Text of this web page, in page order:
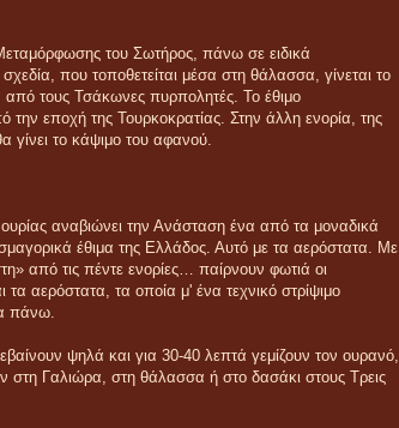
του Σωτήρος, πάνω σε ειδικά
που τοποθετείται μέσα στη θάλασσα, γίνεται το
από τους Τσάκωνες πυρπολητές. Το έθιμο
την εποχή της Τουρκοκρατίας. Στην άλλη ενορία, της
γίνει το κάψιμο του αφανού.
αναβιώνει την Ανάσταση ένα από τα μοναδικά
έθιμα της Ελλάδος. Αυτό με τα αερόστατα. Με
από τις πέντε ενορίες… παίρνουν φωτιά οι
τα αερόστατα, τα οποία μ' ένα τεχνικό στρίψιμο
πάνω.
ψηλά και για 30-40 λεπτά γεμίζουν τον ουρανό,
Γαλιώρα, στη θάλασσα ή στο δασάκι στους Τρεις